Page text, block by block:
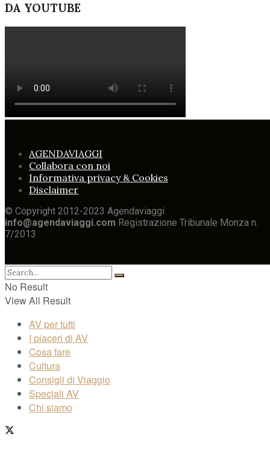
DA YOUTUBE
AGENDAVIAGGI
Collabora con noi
Informativa privacy & Cookies
Disclaimer
© Copyright 2012-2023 Agendaviaggi
info@agendaviaggi.com Registrazione Tribunale Monza n.
7/2013
No Result
View All Result
AV per tutti
I piaceri di AV
Cosa fare
Cultura
Consigli di Viaggio
Speciali AV
Chi siamo